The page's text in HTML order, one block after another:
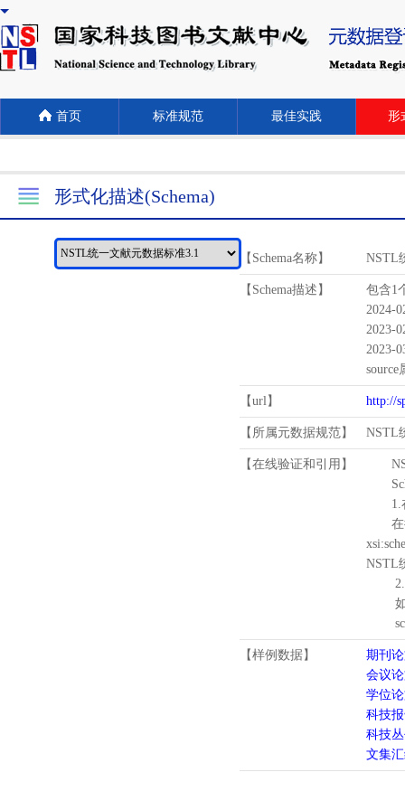
首页 标准规范 最佳实践 形
形式化描述(Schema)
【Schema名称】 NSTL
【Schema描述】
包含1
2024-
2023-
2023-
source
【url】 http://
【所属元数据规范】 NSTL
【在线验证和引用】
1.
在待
NSTL
2.
如需
【样例数据】
期刊
会议
学位
科技
科技
文集